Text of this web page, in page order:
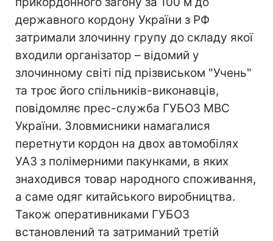
державного кордону України з РФ
затримали злочинну групу до складу якої
входили організатор – відомий у
злочинному світі під прізвиськом "Учень"
та троє його спільників-виконавців,
повідомляє прес-служба ГУБОЗ МВС
України. Зловмисники намагалися
перетнути кордон на двох автомобілях
УАЗ з полімерними пакунками, в яких
знаходився товар народного споживання,
а саме одяг китайського виробництва.
Також оперативниками ГУБОЗ
встановлений та затриманий третій